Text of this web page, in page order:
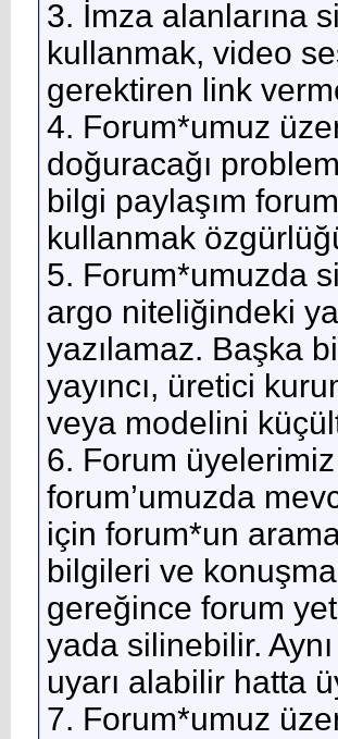
3. İmza alanlarına
kullanmak, video
gerektiren link
4. Forum*umuz
doğuracağı
bilgi paylaşım
kullanmak
5. Forum*umuzda
argo niteliğindeki
yazılamaz. Başka
yayıncı, üretici
veya modelini
6. Forum
forum’umuzda
için forum*un
bilgileri ve
gereğince forum
yada silinebilir.
uyarı alabilir hatta
7. Forum*umuz